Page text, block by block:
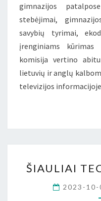
gimnazijos
stebėjimai,
savybių tyrimai,
įrenginiams
komisija vertino
lietuvių ir anglų
televizijos
ŠIAULIAI
2023-10-